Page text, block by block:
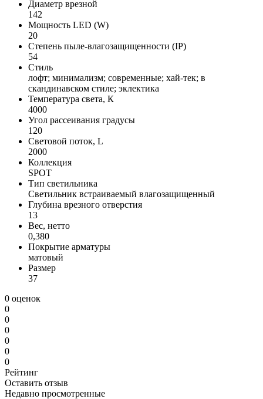
Диаметр врезной
142
Мощность LED (W)
20
Степень пыле-влагозащищенности (IP)
54
Стиль
лофт; минимализм; современные; хай-тек; в
скандинавском стиле; эклектика
Температура света, К
4000
Угол рассеивания градусы
120
Световой поток, L
2000
Коллекция
SPOT
Тип светильника
Светильник встраиваемый влагозащищенный
Глубина врезного отверстия
13
Вес, нетто
0,380
Покрытие арматуры
матовый
Размер
37
0 оценок
0
0
0
0
0
0
Рейтинг
Оставить отзыв
Недавно просмотренные